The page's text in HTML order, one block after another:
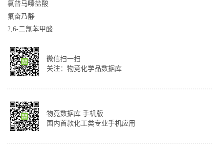
氯普马嗪盐酸
氟奋乃静
2,6-二氯苯甲酸
微信扫一扫
关注：物竞化学品数据库
物竟数据库 手机版
国内首款化工类专业手机应用